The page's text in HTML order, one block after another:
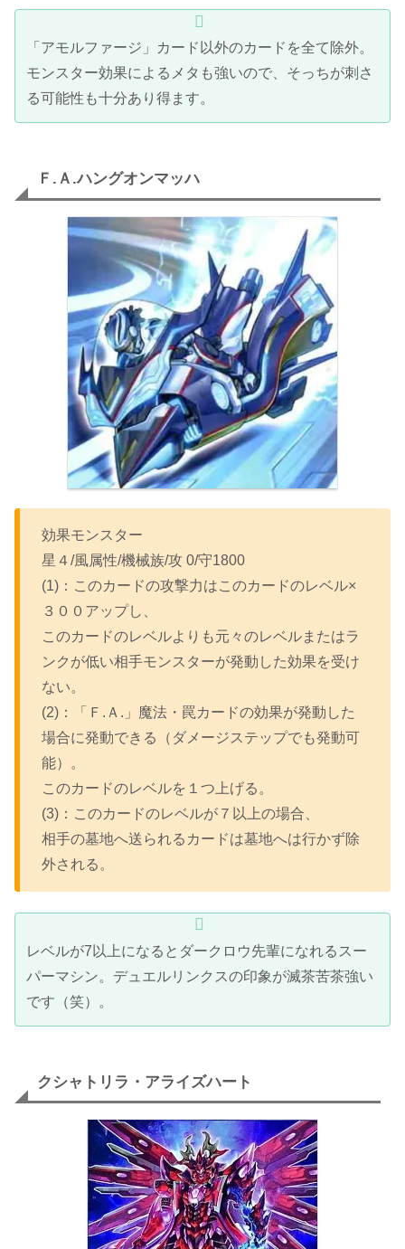
「アモルファージ」カード以外のカードを全て除外。
モンスター効果によるメタも強いので、そっちが刺さ
る可能性も十分あり得ます。
Ｆ.Ａ.ハングオンマッハ
効果モンスター
星４/風属性/機械族/攻 0/守1800
(1)：このカードの攻撃力はこのカードのレベル×
３００アップし、
このカードのレベルよりも元々のレベルまたはラ
ンクが低い相手モンスターが発動した効果を受け
ない。
(2)：「Ｆ.Ａ.」魔法・罠カードの効果が発動した
場合に発動できる（ダメージステップでも発動可
能）。
このカードのレベルを１つ上げる。
(3)：このカードのレベルが７以上の場合、
相手の墓地へ送られるカードは墓地へは行かず除
外される。
レベルが7以上になるとダークロウ先輩になれるスー
パーマシン。デュエルリンクスの印象が滅茶苦茶強い
です（笑）。
クシャトリラ・アライズハート